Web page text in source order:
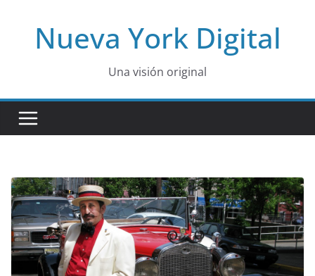
contentNueva York Digital
Una visión original